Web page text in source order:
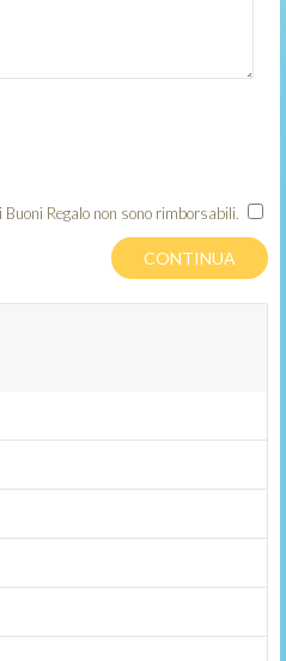
Buoni Regalo non sono rimborsabili.